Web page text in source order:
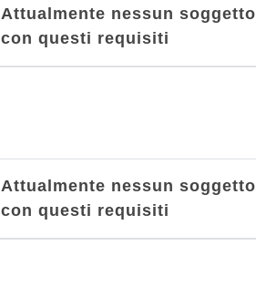
Attualmente nessun soggetto
con questi requisiti
Attualmente nessun soggetto
con questi requisiti